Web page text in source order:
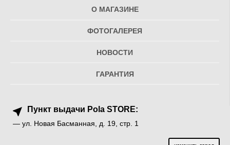
О МАГАЗИНЕ
ФОТОГАЛЕРЕЯ
НОВОСТИ
ГАРАНТИЯ
Пункт выдачи Pola STORE:
— ул. Новая Басманная, д. 19, стр. 1